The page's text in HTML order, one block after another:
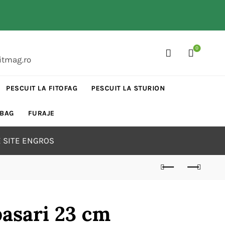
0
PESCUIT LA FITOFAG PESCUIT LA STURION
FURAJE
SITE ENGROS
23 cm